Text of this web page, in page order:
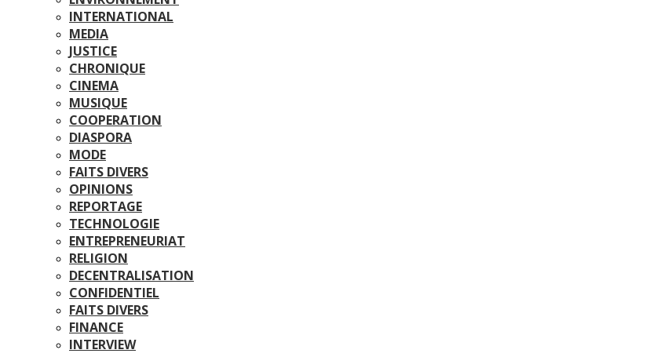
INTERNATIONAL
MEDIA
JUSTICE
CHRONIQUE
CINEMA
MUSIQUE
COOPERATION
DIASPORA
MODE
FAITS DIVERS
OPINIONS
REPORTAGE
TECHNOLOGIE
ENTREPRENEURIAT
RELIGION
DECENTRALISATION
CONFIDENTIEL
FAITS DIVERS
FINANCE
INTERVIEW